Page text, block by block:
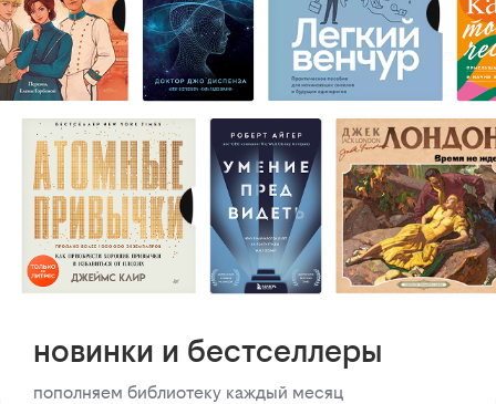
новинки и бестселлеры
пополняем библиотеку каждый месяц